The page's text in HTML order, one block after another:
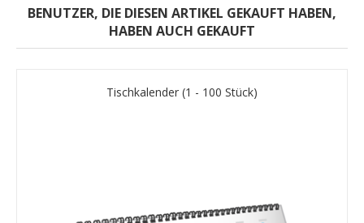
BENUTZER, DIE DIESEN ARTIKEL GEKAUFT HABEN,
HABEN AUCH GEKAUFT
Tischkalender (1 - 100 Stück)